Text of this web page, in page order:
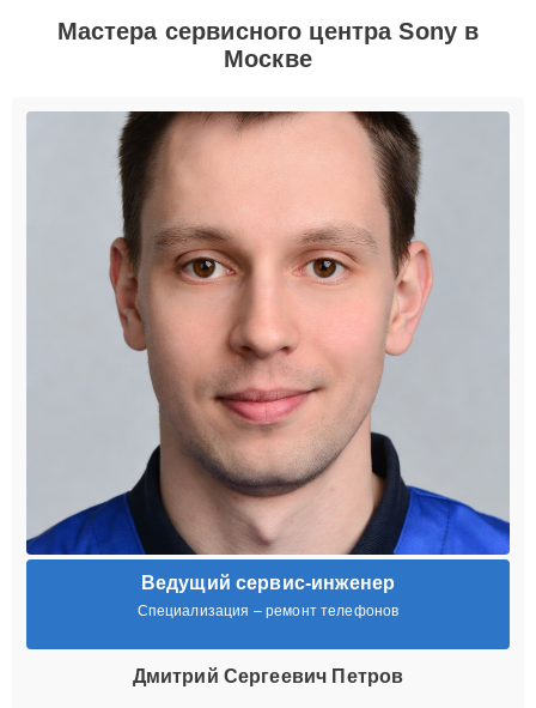
Мастера сервисного центра Sony в
Москве
Ведущий сервис-инженер
Специализация – ремонт телефонов
Дмитрий Сергеевич Петров